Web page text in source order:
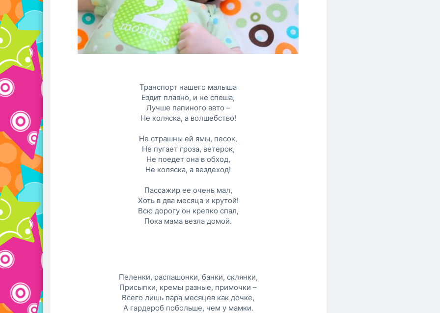
Транспорт нашего малыша
Ездит плавно, и не спеша,
Лучше папиного авто –
Не коляска, а волшебство!
Не страшны ей ямы, песок,
Не пугает гроза, ветерок,
Не поедет она в обход,
Не коляска, а вездеход!
Пассажир ее очень мал,
Хоть в два месяца и крутой!
Всю дорогу он крепко спал,
Пока мама везла домой.
Пеленки, распашонки, банки, склянки,
Присыпки, кремы разные, примочки –
Всего лишь пара месяцев как дочке,
А гардероб побольше, чем у мамки.